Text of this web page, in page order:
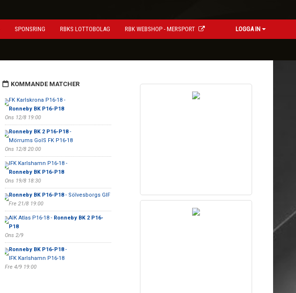
SPONSRING RBKS LOTTOBOLAG RBK WEBSHOP - MERSPORT LOGGA IN
KOMMANDE MATCHER
FK Karlskrona P16-18 -
Ronneby BK P16-P18
Ons 12/8 19:00
Ronneby BK 2 P16-P18-
Mörrums GoIS FK P16-18
Ons 12/8 20:00
IFK Karlshamn P16-18 -
Ronneby BK P16-P18
Ons 19/8 18:30
Ronneby BK P16-P18- Sölvesborgs GIF
Fre 21/8 19:00
AIK Atlas P16-18 - Ronneby BK 2 P16-
P18
Ons 2/9
Ronneby BK P16-P18-
IFK Karlshamn P16-18
Fre 4/9 19:00